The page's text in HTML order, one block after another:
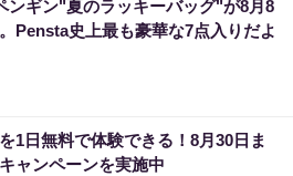
ンギン"夏のラッキーバッグ"が8月8
Pensta史上最も豪華な7点入りだよ
1日無料で体験できる！8月30日ま
ャンペーンを実施中